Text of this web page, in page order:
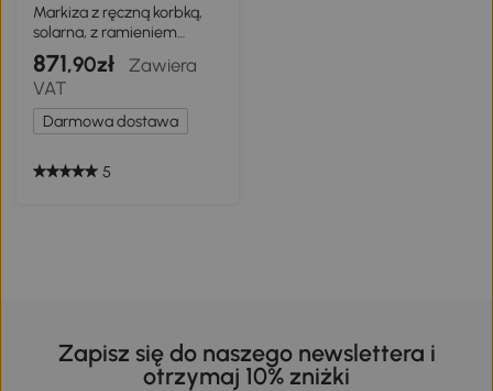
Markiza z ręczną korbką,
solarna, z ramieniem
przegubowym
871,90zł
Zawiera
VAT
Darmowa dostawa
5
Zapisz się do naszego newslettera i
otrzymaj 10% zniżki